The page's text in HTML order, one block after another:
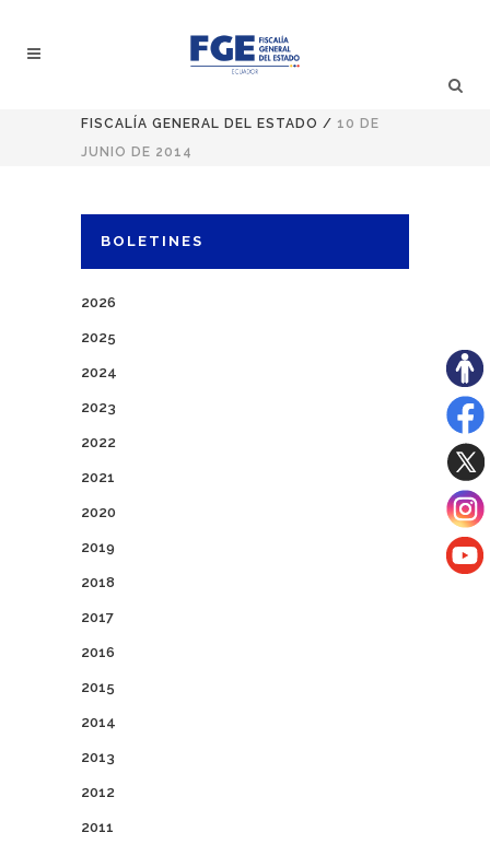
FISCALÍA GENERAL DEL ESTADO / 10 DE
JUNIO DE 2014
BOLETINES
2026
2025
2024
2023
2022
2021
2020
2019
2018
2017
2016
2015
2014
2013
2012
2011